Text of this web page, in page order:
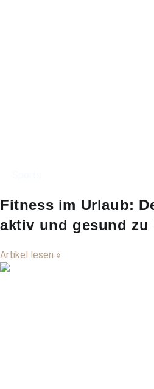
Fitness im Urlaub:
aktiv und gesund zu
Artikel lesen »